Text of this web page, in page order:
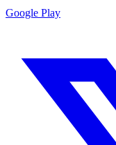
Google Play